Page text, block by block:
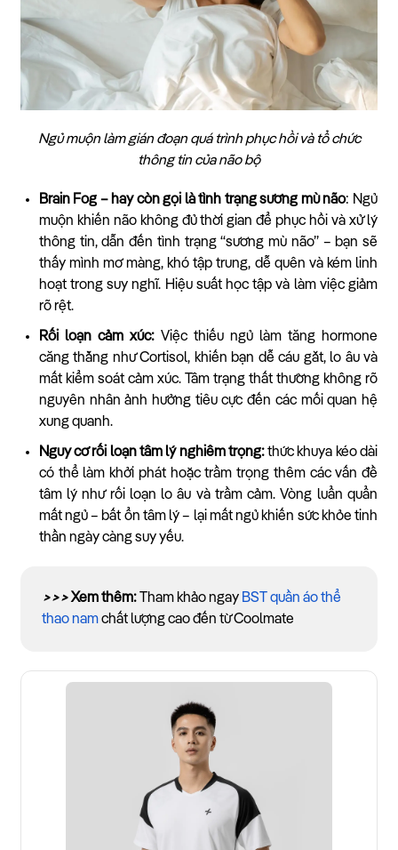
Ngủ muộn làm gián đoạn quá trình phục hồi và tổ chức
thông tin của não bộ
Brain Fog – hay còn gọi là tình trạng sương mù não: Ngủ
muộn khiến não không đủ thời gian để phục hồi và xử lý
thông tin, dẫn đến tình trạng “sương mù não” – bạn sẽ
thấy mình mơ màng, khó tập trung, dễ quên và kém linh
hoạt trong suy nghĩ. Hiệu suất học tập và làm việc giảm
rõ rệt.
Rối loạn cảm xúc: Việc thiếu ngủ làm tăng hormone
căng thẳng như Cortisol, khiến bạn dễ cáu gắt, lo âu và
mất kiểm soát cảm xúc. Tâm trạng thất thường không rõ
nguyên nhân ảnh hưởng tiêu cực đến các mối quan hệ
xung quanh.
Nguy cơ rối loạn tâm lý nghiêm trọng:thức khuya kéo dài
có thể làm khởi phát hoặc trầm trọng thêm các vấn đề
tâm lý như rối loạn lo âu và trầm cảm. Vòng luẩn quẩn
mất ngủ – bất ổn tâm lý – lại mất ngủ khiến sức khỏe tinh
thần ngày càng suy yếu.
>>>Xem thêm: Tham khảo ngay BST quần áo thể
thao namchất lượng cao đến từ Coolmate